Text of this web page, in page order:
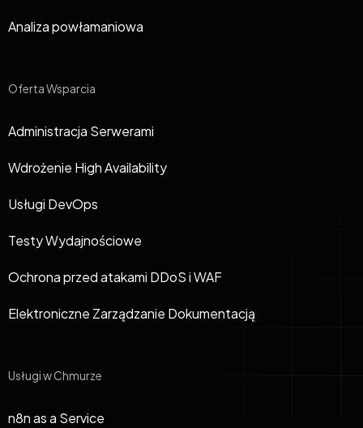
Analiza powłamaniowa
Oferta Wsparcia
Administracja Serwerami
Wdrożenie High Availability
Usługi DevOps
Testy Wydajnościowe
Ochrona przed atakami DDoS i WAF
Elektroniczne Zarządzanie Dokumentacją
Usługi w Chmurze
n8n as a Service